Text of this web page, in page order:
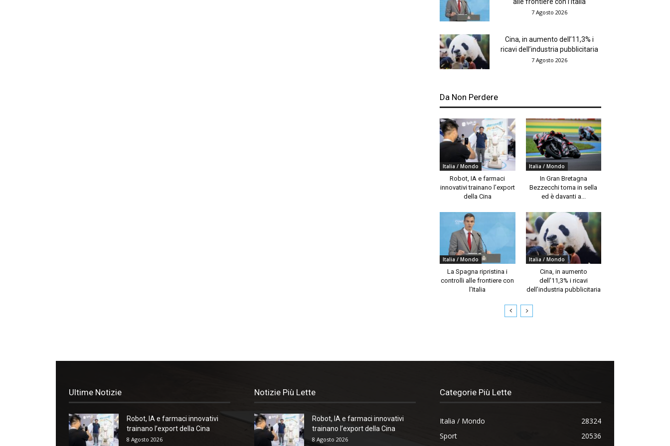
alle frontiere con l’Italia
7 Agosto 2026
Cina, in aumento dell’11,3% i
ricavi dell’industria pubblicitaria
7 Agosto 2026
Da Non Perdere
Italia / Mondo
Robot, IA e farmaci
innovativi trainano l’export
della Cina
Italia / Mondo
In Gran Bretagna
Bezzecchi torna in sella
ed è davanti a...
Italia / Mondo
La Spagna ripristina i
controlli alle frontiere con
l’Italia
Italia / Mondo
Cina, in aumento
dell’11,3% i ricavi
dell’industria pubblicitaria
Ultime Notizie
Robot, IA e farmaci innovativi
trainano l’export della Cina
8 Agosto 2026
Notizie Più Lette
Robot, IA e farmaci innovativi
trainano l’export della Cina
8 Agosto 2026
Categorie Più Lette
Italia / Mondo
28324
Sport
20536